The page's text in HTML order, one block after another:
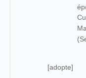
[adopte]